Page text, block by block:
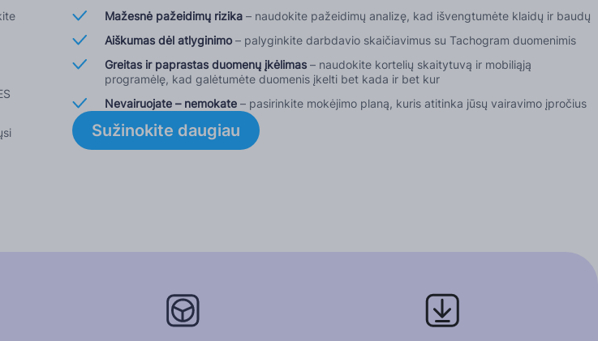
Mažesnė pažeidimų rizika – naudokite pažeidimų analizę, kad išvengtumėte klaidų ir baudų
Aiškumas dėl atlyginimo – palyginkite darbdavio skaičiavimus su Tachogram duomenimis
Greitas ir paprastas duomenų įkėlimas – naudokite kortelių skaitytuvą ir mobiliąją
programėlę, kad galėtumėte duomenis įkelti bet kada ir bet kur
Nevairuojate – nemokate – pasirinkite mokėjimo planą, kuris atitinka jūsų vairavimo įpročius
Sužinokite daugiau